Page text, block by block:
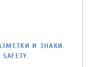
И ЗНАКИ